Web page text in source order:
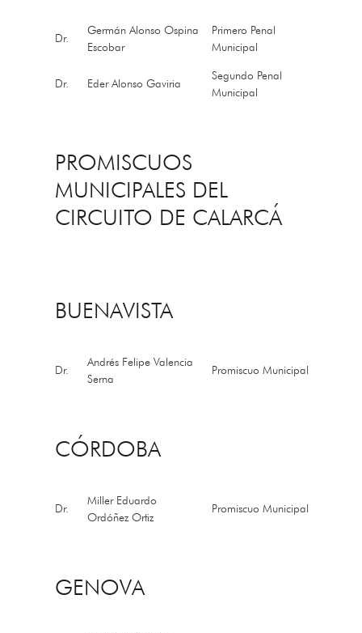
Dr.
Germán Alonso Ospina
Escobar
Primero Penal
Municipal
Dr. Eder Alonso Gaviria
Segundo Penal
Municipal
PROMISCUOS
MUNICIPALES DEL
CIRCUITO DE CALARCÁ
BUENAVISTA
Dr.
Andrés Felipe Valencia
Serna
Promiscuo Municipal
CÓRDOBA
Dr.
Miller Eduardo
Ordóñez Ortiz
Promiscuo Municipal
GENOVA